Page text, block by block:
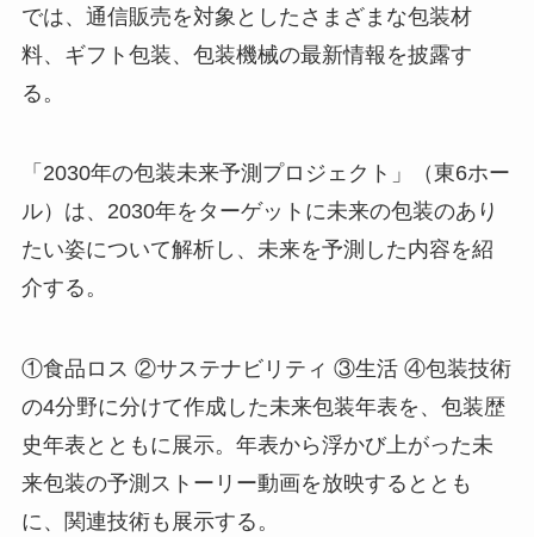
では、通信販売を対象としたさまざまな包装材
料、ギフト包装、包装機械の最新情報を披露す
る。
「2030年の包装未来予測プロジェクト」（東6ホー
ル）は、2030年をターゲットに未来の包装のあり
たい姿について解析し、未来を予測した内容を紹
介する。
①食品ロス ②サステナビリティ ③生活 ④包装技術
の4分野に分けて作成した未来包装年表を、包装歴
史年表とともに展示。年表から浮かび上がった未
来包装の予測ストーリー動画を放映するととも
に、関連技術も展示する。